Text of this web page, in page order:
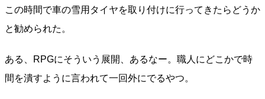
この時間で車の雪用タイヤを取り付けに行ってきたらどうか
と勧められた。
ある、RPGにそういう展開、あるなー。職人にどこかで時
間を潰すように言われて一回外にでるやつ。